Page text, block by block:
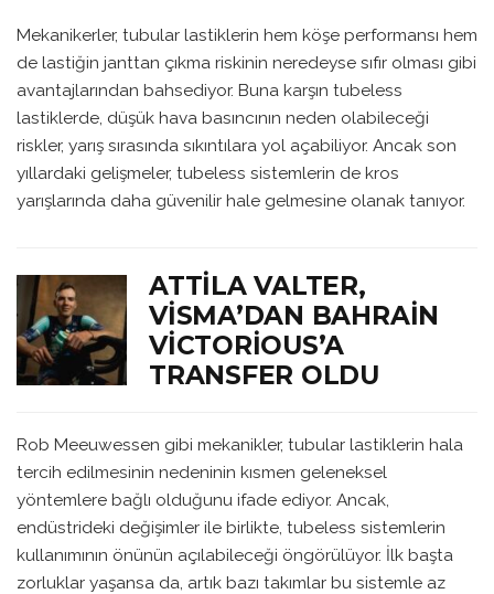
Mekanikerler, tubular lastiklerin hem köşe performansı hem
de lastiğin janttan çıkma riskinin neredeyse sıfır olması gibi
avantajlarından bahsediyor. Buna karşın tubeless
lastiklerde, düşük hava basıncının neden olabileceği
riskler, yarış sırasında sıkıntılara yol açabiliyor. Ancak son
yıllardaki gelişmeler, tubeless sistemlerin de kros
yarışlarında daha güvenilir hale gelmesine olanak tanıyor.
ATTILA VALTER,
VISMA’DAN BAHRAIN
VICTORIOUS’A
TRANSFER OLDU
Rob Meeuwessen gibi mekanikler, tubular lastiklerin hala
tercih edilmesinin nedeninin kısmen geleneksel
yöntemlere bağlı olduğunu ifade ediyor. Ancak,
endüstrideki değişimler ile birlikte, tubeless sistemlerin
kullanımının önünün açılabileceği öngörülüyor. İlk başta
zorluklar yaşansa da, artık bazı takımlar bu sistemle az